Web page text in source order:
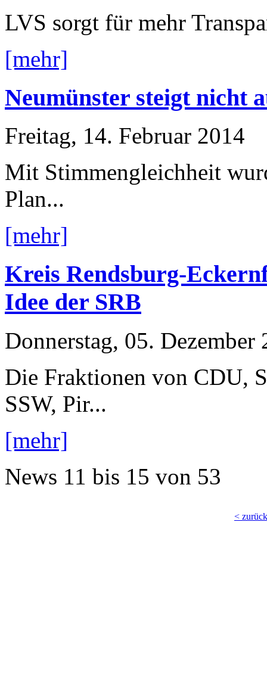
LVS sorgt für mehr
[mehr]
Neumünster steigt nicht
Freitag, 14. Februar 2014
Mit Stimmengleichheit
Plan...
[mehr]
Kreis Rendsburg-
Idee der SRB
Donnerstag, 05. Dezember
Die Fraktionen von CDU,
SSW, Pir...
[mehr]
News 11 bis 15 von 53
< zurück